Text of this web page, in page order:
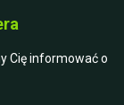
Cię informować o